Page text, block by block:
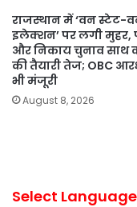
राजस्थान में ‘वन स्टेट-
इलेक्शन’ पर लगी मुहर,
और निकाय चुनाव साथ
की तैयारी तेज; OBC
भी मंजूरी
August 8, 2026
Select Language